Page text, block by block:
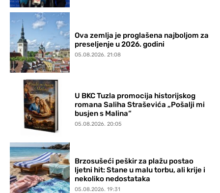
Ova zemlja je proglašena najboljom za
preseljenje u 2026. godini
05.08.2026. 21:08
U BKC Tuzla promocija historijskog
romana Saliha Straševića „Pošalji mi
busjen s Malina“
05.08.2026. 20:05
Brzosušeći peškir za plažu postao
ljetni hit: Stane u malu torbu, ali krije i
nekoliko nedostataka
05.08.2026. 19:31